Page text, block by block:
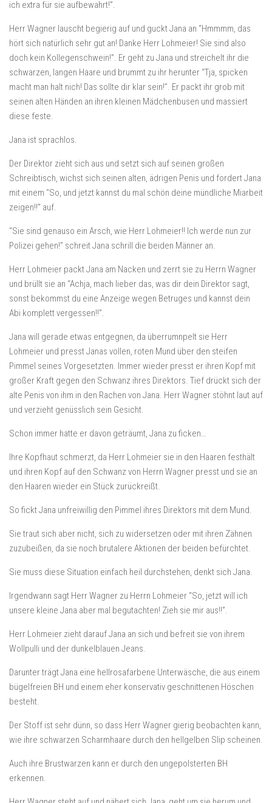
ich extra für sie aufbewahrt!”.
Herr Wagner lauscht begierig auf und guckt Jana an “Hmmmm, das
hört sich natürlich sehr gut an! Danke Herr Lohmeier! Sie sind also
doch kein Kollegenschwein!”. Er geht zu Jana und streichelt ihr die
schwarzen, langen Haare und brummt zu ihr herunter “Tja, spicken
macht man halt nich! Das sollte dir klar sein!”. Er packt ihr grob mit
seinen alten Händen an ihren kleinen Mädchenbusen und massiert
diese feste.
Jana ist sprachlos.
Der Direktor zieht sich aus und setzt sich auf seinen großen
Schreibtisch, wichst sich seinen alten, ädrigen Penis und fordert Jana
mit einem “So, und jetzt kannst du mal schön deine mündliche Miarbeit
zeigen!!” auf.
“Sie sind genauso ein Arsch, wie Herr Lohmeier!! Ich werde nun zur
Polizei gehen!” schreit Jana schrill die beiden Männer an.
Herr Lohmeier packt Jana am Nacken und zerrt sie zu Herrn Wagner
und brüllt sie an “Achja, mach lieber das, was dir dein Direktor sagt,
sonst bekommst du eine Anzeige wegen Betruges und kannst dein
Abi komplett vergessen!!”.
Jana will gerade etwas entgegnen, da überrumnpelt sie Herr
Lohmeier und presst Janas vollen, roten Mund über den steifen
Pimmel seines Vorgesetzten. Immer wieder presst er ihren Kopf mit
großer Kraft gegen den Schwanz ihres Direktors. Tief drückt sich der
alte Penis von ihm in den Rachen von Jana. Herr Wagner stöhnt laut auf
und verzieht genüsslich sein Gesicht.
Schon immer hatte er davon geträumt, Jana zu ficken…
Ihre Kopfhaut schmerzt, da Herr Lohmeier sie in den Haaren festhält
und ihren Kopf auf den Schwanz von Herrn Wagner presst und sie an
den Haaren wieder ein Stück zurückreißt.
So fickt Jana unfreiwillig den Pimmel ihres Direktors mit dem Mund.
Sie traut sich aber nicht, sich zu widersetzen oder mit ihren Zähnen
zuzubeißen, da sie noch brutalere Aktionen der beiden befürchtet.
Sie muss diese Situation einfach heil durchstehen, denkt sich Jana.
Irgendwann sagt Herr Wagner zu Herrn Lohmeier “So, jetzt will ich
unsere kleine Jana aber mal begutachten! Zieh sie mir aus!!”.
Herr Lohmeier zieht darauf Jana an sich und befreit sie von ihrem
Wollpulli und der dunkelblauen Jeans.
Darunter trägt Jana eine hellrosafarbene Unterwäsche, die aus einem
bügelfreien BH und einem eher konservativ geschnittenen Höschen
besteht.
Der Stoff ist sehr dünn, so dass Herr Wagner gierig beobachten kann,
wie ihre schwarzen Scharmhaare durch den hellgelben Slip scheinen.
Auch ihre Brustwarzen kann er durch den ungepolsterten BH
erkennen.